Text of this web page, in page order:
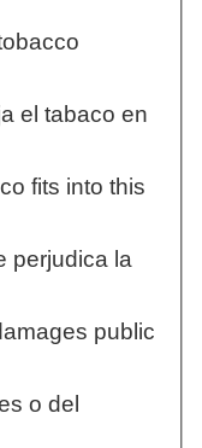
el tabaco en
fits into this
perjudica la
public
o del